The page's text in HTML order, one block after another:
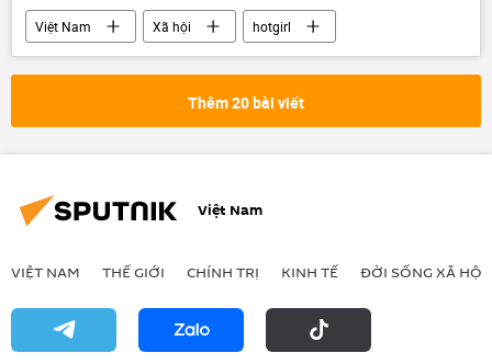
Việt Nam Xã hội hotgirl
Thêm 20 bài viết
Việt Nam
VIỆT NAM THẾ GIỚI CHÍNH TRỊ KINH TẾ ĐỜI SỐNG XÃ HỘI